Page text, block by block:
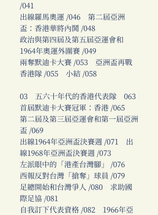
/041
出線羅馬奧運 /046 第二屆亞洲
盃：香港華將內鬨 /048
政治與第四屆及第五屆亞運會和
1964年奧運外圍賽 /049
兩奪默迪卡大賽 /053 亞洲盃再戰
香港隊 /055 小結 /058
03 五六十年代的香港代表隊 063
首屆默迪卡大賽冠軍：香港 /065
第二屆及第三屆亞運會和第一屆亞洲
盃 /069
出線1964年亞洲盃決賽週 /071 出
線1968年亞洲盃決賽週 /073
左派眼中的「港產台灣腳」 /076
西報反對台灣「搶奪」球員 /079
足總開始和台灣爭人 /080 求助國
際足協 /081
自我訂下代表資格 /082 1966年亞